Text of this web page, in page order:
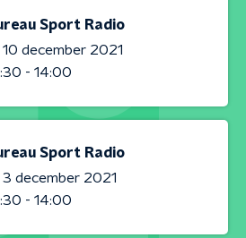
Sport Radio
december 2021
- 14:00
Sport Radio
december 2021
- 14:00